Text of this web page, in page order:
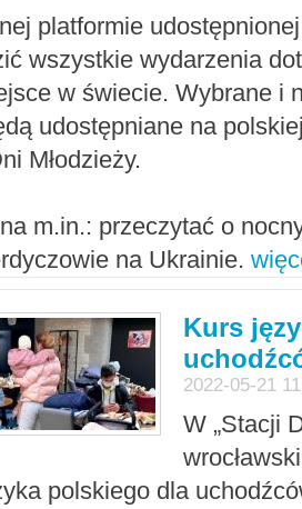
platformie
wszystkie wydarzenia
w świecie. Wybrane i
udostępniane na
Młodzieży.
m.in.: przeczytać o
na Ukrainie.
Kurs
2022-05-21
W „Stacji
polskiego dla